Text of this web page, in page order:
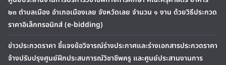
๒๓ ตำบลเมือง อำเภอเมืองเลย จังหวัดเลย จำนวน ๑ งาน ด้วยวิธีประกวด
ราคาอิเล็กทรอนิกส์ (e-bidding)
ข่าวประกวดราคา ชี้แจงข้อวิจารณ์ร่างประกาศและร่างเอกสารประกวดราคา
จ้างปรับปรุงศูนย์ฝึกประสบการณ์วิชาชีพครู และศูนย์ประสานงานการ